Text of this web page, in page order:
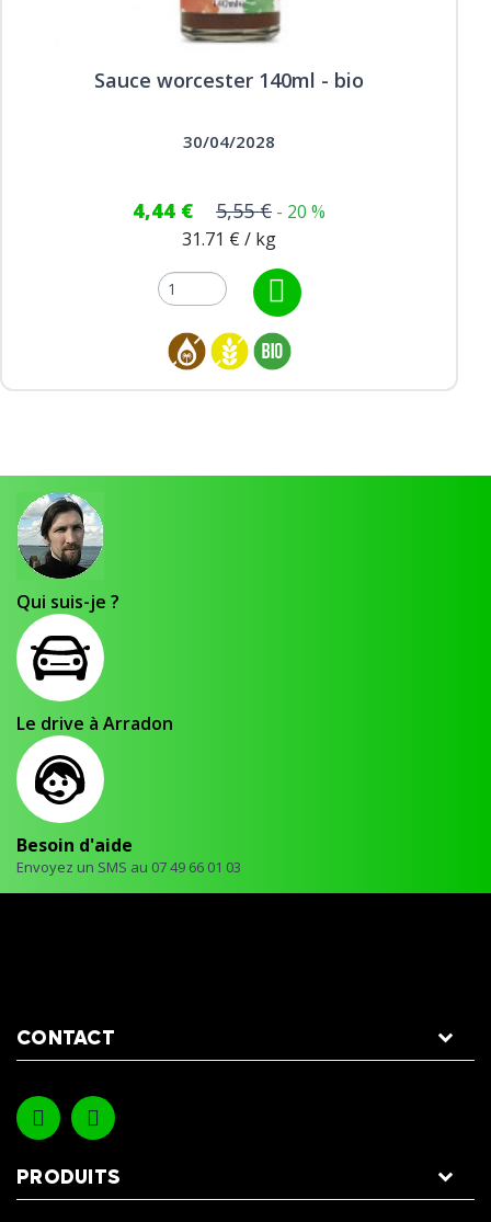
Sauce worcester 140ml - bio
30/04/2028
4,44 € 5,55 € - 20 %
31.71 € / kg
Qui suis-je ?
Le drive à Arradon
Besoin d'aide
Envoyez un SMS au 07 49 66 01 03
CONTACT
PRODUITS